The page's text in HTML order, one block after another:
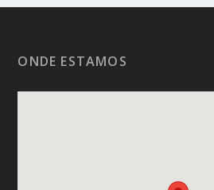
ONDE ESTAMOS